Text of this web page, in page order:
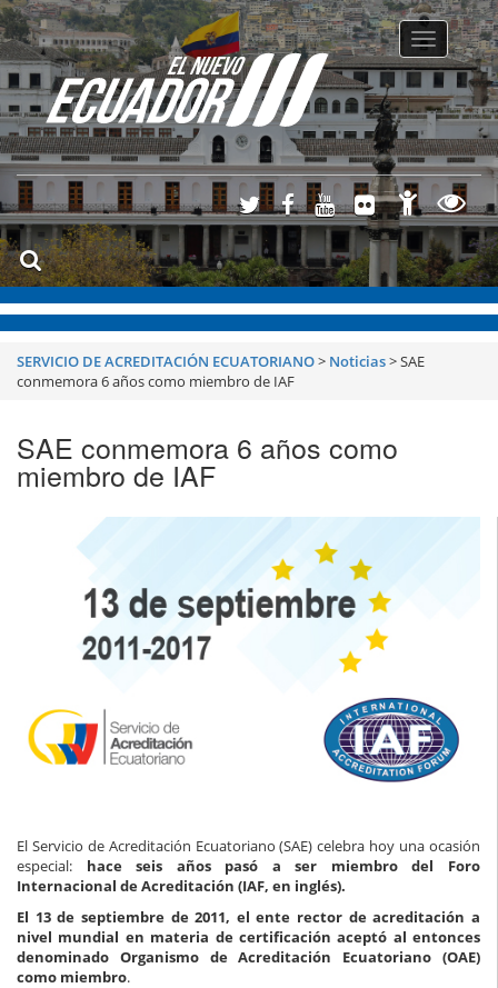
Toggle
SERVICIO DE ACREDITACIÓN ECUATORIANO> Noticias>SAE
conmemora 6 años como miembro de IAF
SAE conmemora 6 años como
miembro de IAF
El Servicio de Acreditación Ecuatoriano (SAE) celebra hoy una ocasión
especial: hace seis años
pasó a ser miembro del Foro
Internacional de Acreditación (IAF, en inglés).
El 13 de septiembre de 2011, el ente rector de acreditación a
nivel mundial en materia de certificación aceptó al entonces
denominado Organismo de Acreditación Ecuatoriano (OAE)
como miembro.